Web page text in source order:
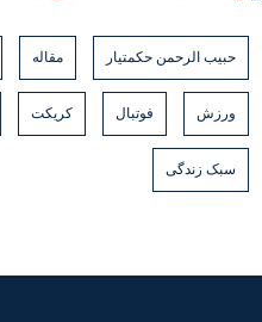
حبیب الرحمن حکمتیار مقاله
ورزش فوتبال کریکت
سبک زندگی